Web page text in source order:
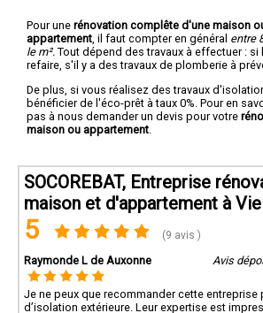
Pour une rénovation complête d'une maison
appartement , il faut compter en général entre
le m². Tout dépend des travaux à effectuer : si
refaire, s'il y a des travaux de plomberie à
De plus, si vous réalisez des travaux
bénéficier de l'éco-prêt à taux 0%. Pour en
pas à nous demander un devis pour votre
maison ou appartement
SOCOREBAT, Entreprise
maison et d'appartement à
5 (9 avis )
Raymonde L de Auxonne Avis
Je ne peux que recommander cette entreprise
d’isolation extérieure. Leur expertise est